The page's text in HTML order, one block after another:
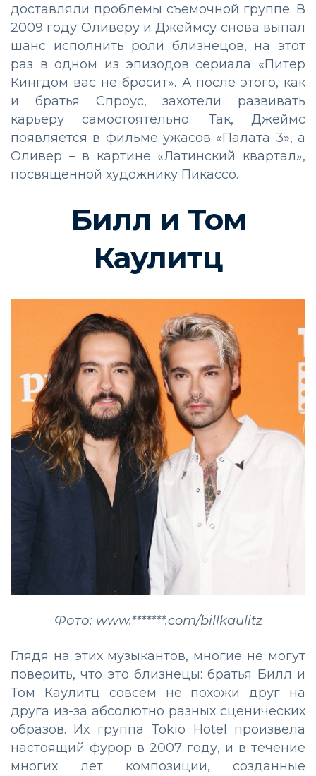
доставляли проблемы съемочной группе. В
2009 году Оливеру и Джеймсу снова выпал
шанс исполнить роли близнецов, на этот
раз в одном из эпизодов сериала «Питер
Кингдом вас не бросит». А после этого, как
и братья Спроус, захотели развивать
карьеру самостоятельно. Так, Джеймс
появляется в фильме ужасов «Палата 3», а
Оливер – в картине «Латинский квартал»,
посвященной художнику Пикассо.
Билл и Том
Каулитц
Фото: www.*******.com/billkaulitz
Глядя на этих музыкантов, многие не могут
поверить, что это близнецы: братья Билл и
Том Каулитц совсем не похожи друг на
друга из-за абсолютно разных сценических
образов. Их группа Tokio Hotel произвела
настоящий фурор в 2007 году, и в течение
многих лет композиции, созданные